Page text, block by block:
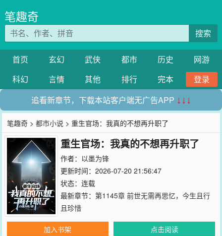
笔趣奇
搜索
首页 玄幻 武侠 都市 历史
网游
科幻
言情 其他 排行 完本
登录
追看新章节，下载本站客户端无广告APP ↓↓↓
笔趣奇 >都市小说 > 重生官场：我真的不想再升职了
重生官场：我真的不想再升职了
作者： 以墨为锋
更新时间：2026-07-20 21:56:47
状态：连载
最新章节： 第1145章 前世无需再思忆，今生且行
且珍惜
加入书架
点击阅读